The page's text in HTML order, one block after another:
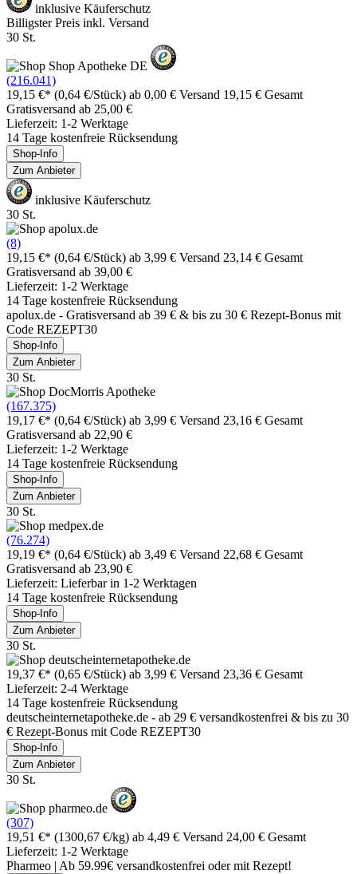
inklusive Käuferschutz
Billigster Preis inkl. Versand
30 St.
(216.041)
19,15 €* (0,64 €/Stück) ab 0,00 € Versand 19,15 € Gesamt
Gratisversand ab 25,00 €
Lieferzeit: 1-2 Werktage
14 Tage kostenfreie Rücksendung
Shop-Info
Zum Anbieter
inklusive Käuferschutz
30 St.
(8)
19,15 €* (0,64 €/Stück) ab 3,99 € Versand 23,14 € Gesamt
Gratisversand ab 39,00 €
Lieferzeit: 1-2 Werktage
14 Tage kostenfreie Rücksendung
apolux.de - Gratisversand ab 39 € & bis zu 30 € Rezept-Bonus mit
Code REZEPT30
Shop-Info
Zum Anbieter
30 St.
(167.375)
19,17 €* (0,64 €/Stück) ab 3,99 € Versand 23,16 € Gesamt
Gratisversand ab 22,90 €
Lieferzeit: 1-2 Werktage
14 Tage kostenfreie Rücksendung
Shop-Info
Zum Anbieter
30 St.
(76.274)
19,19 €* (0,64 €/Stück) ab 3,49 € Versand 22,68 € Gesamt
Gratisversand ab 23,90 €
Lieferzeit: Lieferbar in 1-2 Werktagen
14 Tage kostenfreie Rücksendung
Shop-Info
Zum Anbieter
30 St.
19,37 €* (0,65 €/Stück) ab 3,99 € Versand 23,36 € Gesamt
Lieferzeit: 2-4 Werktage
14 Tage kostenfreie Rücksendung
deutscheinternetapotheke.de - ab 29 € versandkostenfrei & bis zu 30
€ Rezept-Bonus mit Code REZEPT30
Shop-Info
Zum Anbieter
30 St.
(307)
19,51 €* (1300,67 €/kg) ab 4,49 € Versand 24,00 € Gesamt
Lieferzeit: 1-2 Werktage
Pharmeo | Ab 59.99€ versandkostenfrei oder mit Rezept!